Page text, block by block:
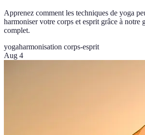
Apprenez comment les techniques de yoga
harmoniser votre corps et esprit grâce à notre
complet.
yogaharmonisation corps-esprit
Aug 4